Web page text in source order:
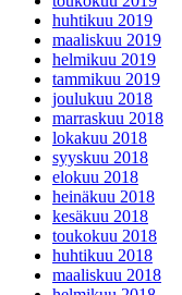
huhtikuu 2019
maaliskuu 2019
helmikuu 2019
tammikuu 2019
joulukuu 2018
marraskuu 2018
lokakuu 2018
syyskuu 2018
elokuu 2018
heinäkuu 2018
kesäkuu 2018
toukokuu 2018
huhtikuu 2018
maaliskuu 2018